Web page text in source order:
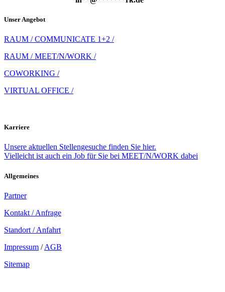
Unser Angebot
RAUM / COMMUNICATE 1+2 /
RAUM / MEET/N/WORK /
COWORKING /
VIRTUAL OFFICE /
Karriere
Unsere aktuellen Stellengesuche finden Sie hier.
Vielleicht ist auch ein Job für Sie bei MEET/N/WORK dabei
Allgemeines
Partner
Kontakt / Anfrage
Standort / Anfahrt
Impressum /AGB
Sitemap